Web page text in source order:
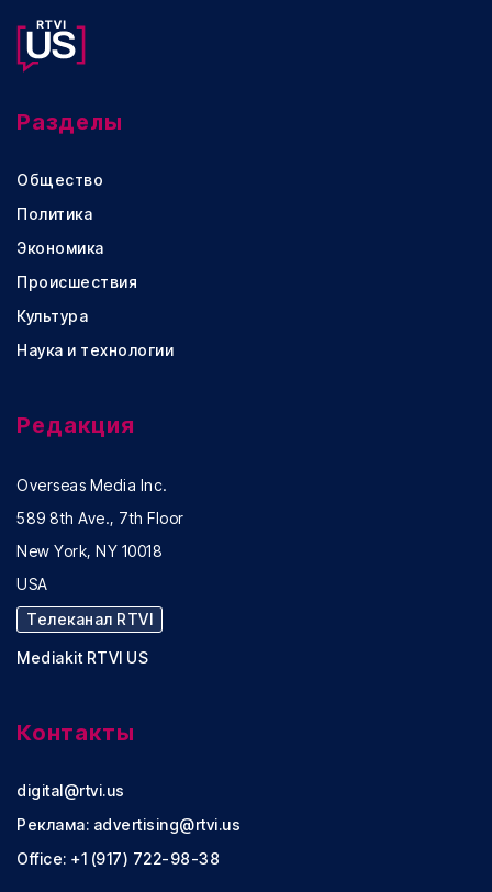
Разделы
Общество
Политика
Экономика
Происшествия
Культура
Наука и технологии
Редакция
Overseas Media Inc.
589 8th Ave., 7th Floor
New York, NY 10018
USA
Телеканал RTVI
Mediakit RTVI US
Контакты
digital@rtvi.us
Реклама: advertising@rtvi.us
Office: +1 (917) 722-98-38